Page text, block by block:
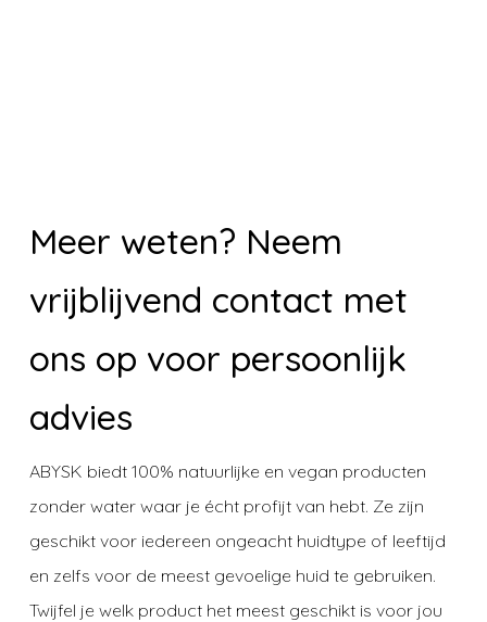
Meer weten? Neem
vrijblijvend contact met
ons op voor persoonlijk
advies
ABYSK biedt 100% natuurlijke en vegan producten
zonder water waar je écht profijt van hebt. Ze zijn
geschikt voor iedereen ongeacht huidtype of leeftijd
en zelfs voor de meest gevoelige huid te gebruiken.
Twijfel je welk product het meest geschikt is voor jou